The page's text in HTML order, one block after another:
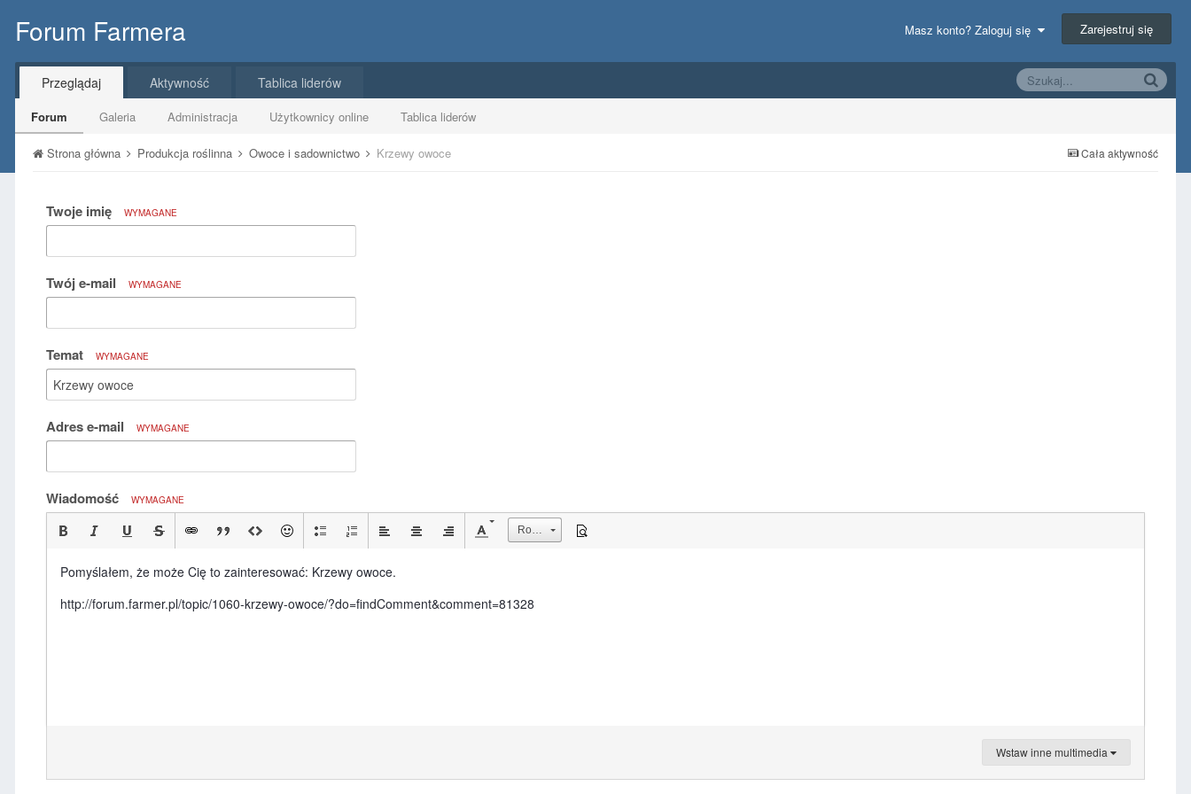
Forum Farmera Masz konto? Zaloguj się Zarejestruj się
Przeglądaj
Forum Galeria Administracja Użytkownicy online Tablica liderów
Aktywność Tablica liderów
Cała aktywność
Strona główna Produkcja roślinna Owoce i sadownictwo Krzewy owoce
Twoje imię WYMAGANE
Twój e-mail WYMAGANE
Temat WYMAGANE
Adres e-mail WYMAGANE
Wiadomość WYMAGANE
Rozmiar
Pomyślałem, że może Cię to zainteresować: Krzewy owoce.
http://forum.farmer.pl/topic/1060-krzewy-owoce/?do=findComment&comment=81328
Wstaw inne multimedia